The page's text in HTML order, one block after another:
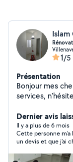
Islam
1/5
Présentation
Bonjour mes
services,
auparavant
Dernier avis
Il y a plus de 6 mois
Cette personne
un devis et que j’ai
recommande pas vu